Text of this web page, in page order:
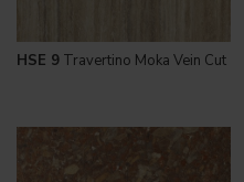
HSE 9 Travertino Moka Vein Cut